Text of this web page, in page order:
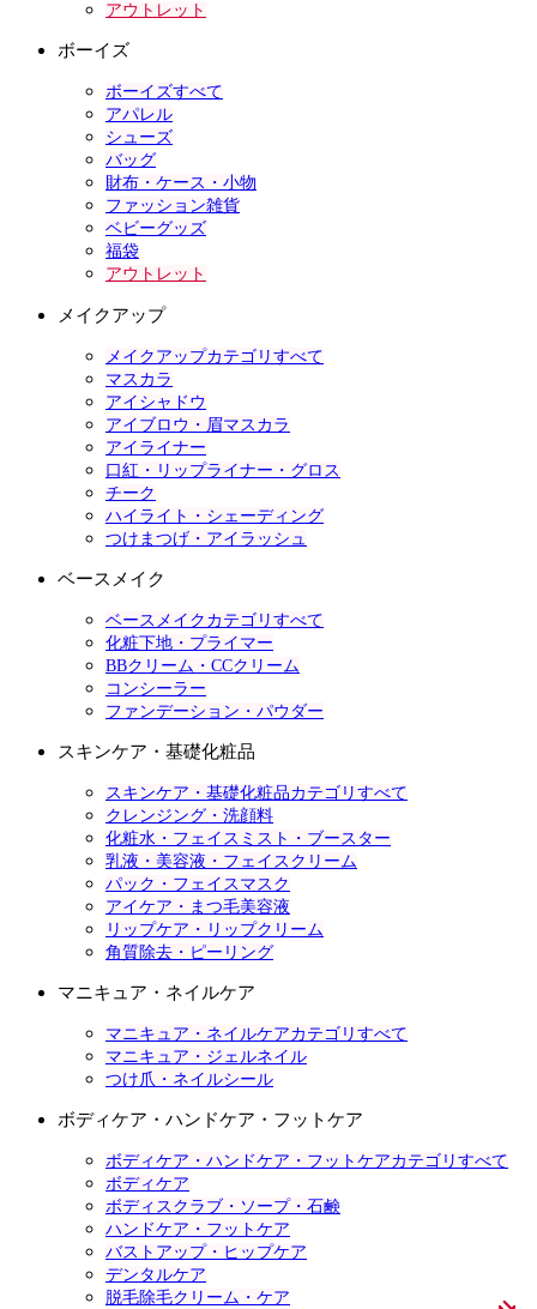
アウトレット
ボーイズ
ボーイズすべて
アパレル
シューズ
バッグ
財布・ケース・小物
ファッション雑貨
ベビーグッズ
福袋
アウトレット
メイクアップ
メイクアップカテゴリすべて
マスカラ
アイシャドウ
アイブロウ・眉マスカラ
アイライナー
口紅・リップライナー・グロス
チーク
ハイライト・シェーディング
つけまつげ・アイラッシュ
ベースメイク
ベースメイクカテゴリすべて
化粧下地・プライマー
BBクリーム・CCクリーム
コンシーラー
ファンデーション・パウダー
スキンケア・基礎化粧品
スキンケア・基礎化粧品カテゴリすべて
クレンジング・洗顔料
化粧水・フェイスミスト・ブースター
乳液・美容液・フェイスクリーム
パック・フェイスマスク
アイケア・まつ毛美容液
リップケア・リップクリーム
角質除去・ピーリング
マニキュア・ネイルケア
マニキュア・ネイルケアカテゴリすべて
マニキュア・ジェルネイル
つけ爪・ネイルシール
ボディケア・ハンドケア・フットケア
ボディケア・ハンドケア・フットケアカテゴリすべて
ボディケア
ボディスクラブ・ソープ・石鹸
ハンドケア・フットケア
バストアップ・ヒップケア
デンタルケア
脱毛除毛クリーム・ケア